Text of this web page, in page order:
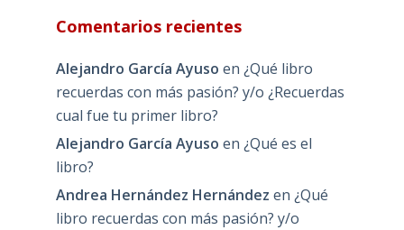
Comentarios recientes
Alejandro García Ayuso en ¿Qué libro
recuerdas con más pasión? y/o ¿Recuerdas
cual fue tu primer libro?
Alejandro García Ayuso en ¿Qué es el
libro?
Andrea Hernández Hernández en ¿Qué
libro recuerdas con más pasión? y/o